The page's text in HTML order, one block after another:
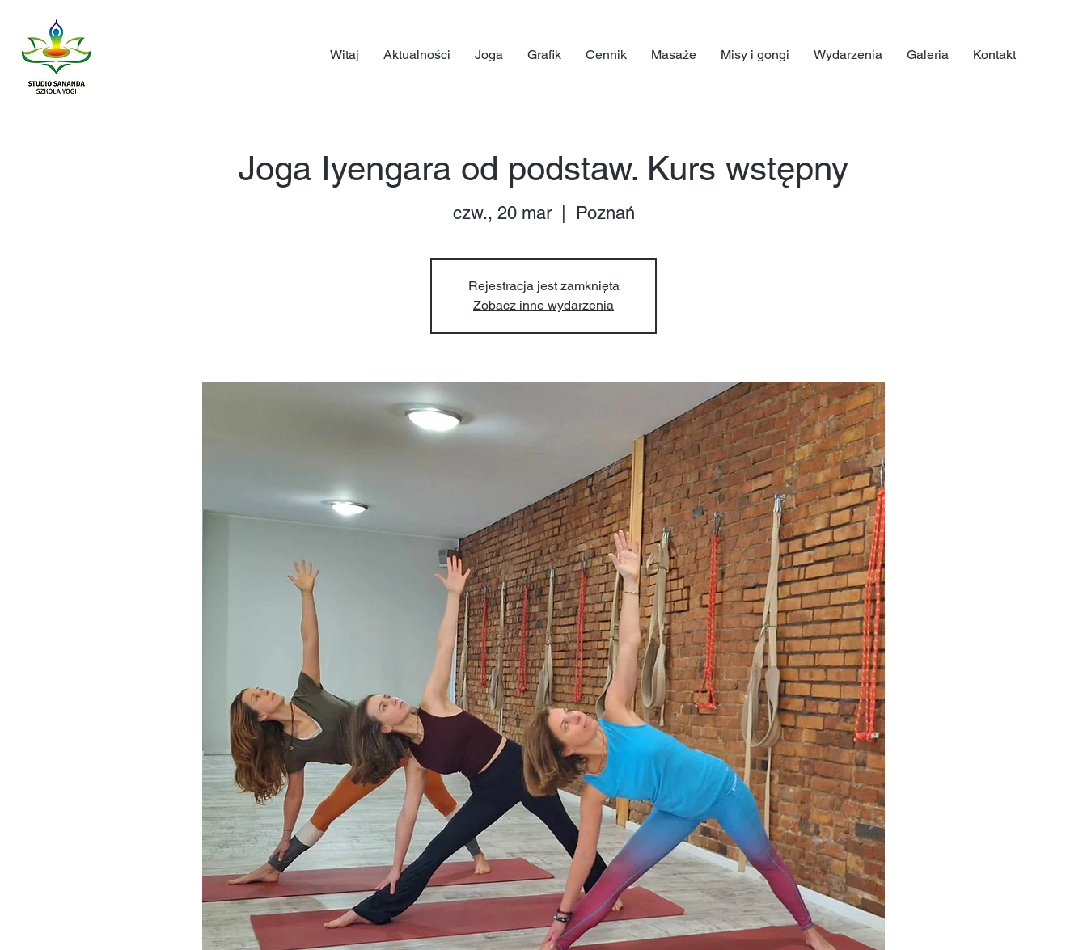
Witaj Aktualności Joga Grafik Cennik Masaże Misy i gongi Wydarzenia Galeria Kontakt
Joga Iyengara od podstaw. Kurs wstępny
czw., 20 mar
  |
Poznań
Rejestracja jest zamknięta
Zobacz inne wydarzenia